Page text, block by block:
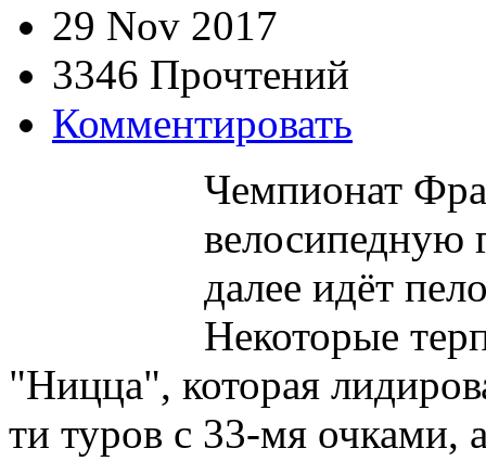
29 Nov 2017
3346 Прочтений
Комментировать
Чемпионат
велосипедную
далее идёт
Некоторые
"Ницца", которая
ти туров с 33-мя очками,